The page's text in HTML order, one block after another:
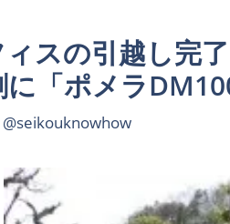
スの引越し完
に「ポメラ
@seikouknowhow